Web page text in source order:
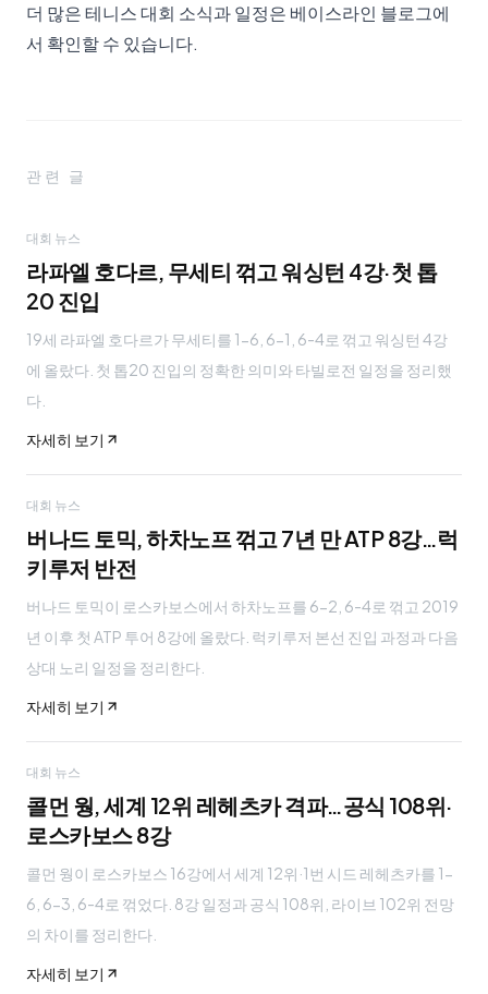
더 많은 테니스 대회 소식과 일정은 베이스라인 블로그에
서 확인할 수 있습니다.
관련 글
대회 뉴스
라파엘 호다르, 무세티 꺾고 워싱턴 4강·첫 톱
20 진입
19세 라파엘 호다르가 무세티를 1-6, 6-1, 6-4로 꺾고 워싱턴 4강
에 올랐다. 첫 톱20 진입의 정확한 의미와 타빌로전 일정을 정리했
다.
자세히 보기
대회 뉴스
버나드 토믹, 하차노프 꺾고 7년 만 ATP 8강…럭
키루저 반전
버나드 토믹이 로스카보스에서 하차노프를 6-2, 6-4로 꺾고 2019
년 이후 첫 ATP 투어 8강에 올랐다. 럭키루저 본선 진입 과정과 다음
상대 노리 일정을 정리한다.
자세히 보기
대회 뉴스
콜먼 웡, 세계 12위 레헤츠카 격파…공식 108위·
로스카보스 8강
콜먼 웡이 로스카보스 16강에서 세계 12위·1번 시드 레헤츠카를 1-
6, 6-3, 6-4로 꺾었다. 8강 일정과 공식 108위, 라이브 102위 전망
의 차이를 정리한다.
자세히 보기